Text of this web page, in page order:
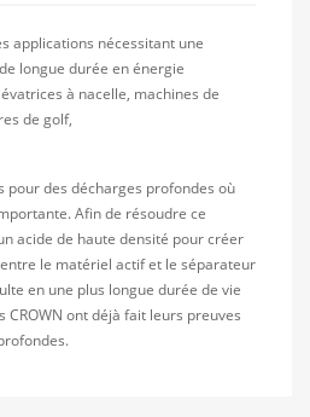
applications nécessitant une
longue durée en énergie
à nacelle, machines de
de golf,
pour des décharges profondes où
Afin de résoudre ce
acide de haute densité pour créer
le matériel actif et le séparateur
en une plus longue durée de vie
ont déjà fait leurs preuves